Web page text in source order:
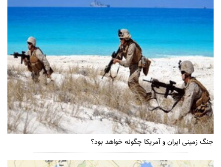
جنگ زمینی ایران و آمریکا چگونه خواهد بود؟